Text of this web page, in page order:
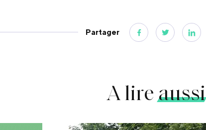
Partager
A lireaussi